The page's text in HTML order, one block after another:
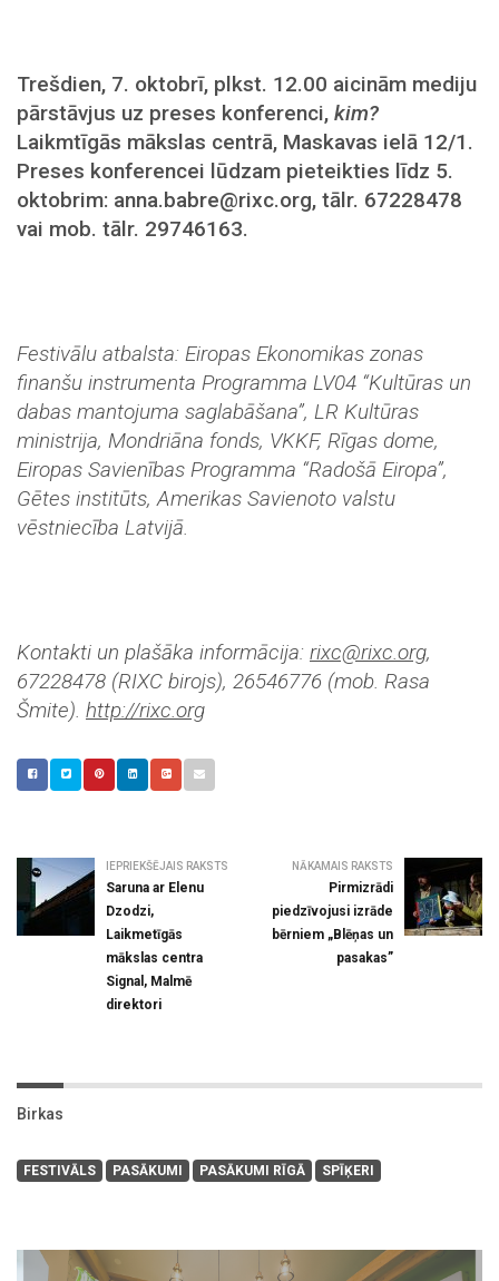
Trešdien, 7. oktobrī, plkst. 12.00 aicinām mediju
pārstāvjus uz preses konferenci, kim?
Laikmtīgās mākslas centrā, Maskavas ielā 12/1.
Preses konferencei lūdzam pieteikties līdz 5.
oktobrim: anna.babre@rixc.org, tālr. 67228478
vai mob. tālr. 29746163.
Festivālu atbalsta: Eiropas Ekonomikas zonas
finanšu instrumenta Programma LV04 “Kultūras un
dabas mantojuma saglabāšana”, LR Kultūras
ministrija, Mondriāna fonds, VKKF, Rīgas dome,
Eiropas Savienības Programma “Radošā Eiropa”,
Gētes institūts, Amerikas Savienoto valstu
vēstniecība Latvijā.
Kontakti un plašāka informācija: rixc@rixc.org,
67228478 (RIXC birojs), 26546776 (mob. Rasa
Šmite). http://rixc.org
IEPRIEKŠĒJAIS RAKSTS
Saruna ar Elenu
Dzodzi,
Laikmetīgās
mākslas centra
Signal, Malmē
direktori
NĀKAMAIS RAKSTS
Pirmizrādi
piedzīvojusi izrāde
bērniem „Blēņas un
pasakas”
Birkas
FESTIVĀLS PASĀKUMI PASĀKUMI RĪGĀ SPĪĶERI